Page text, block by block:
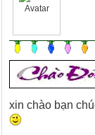
Màu vẽ
Hôm nay các
dụng cụ cô
Bài 12: Vẽ
Hoạt động 1 :
Mĩ thuật – Bài
Vẽ tranh: Đề tài
xin chào bạn